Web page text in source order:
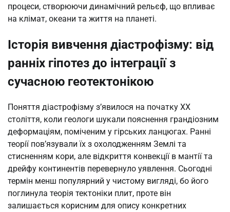
процеси, створюючи динамічний рельєф, що впливає
на клімат, океани та життя на планеті.
Історія вивчення діастрофізму: від
ранніх гіпотез до інтеграції з
сучасною геотектонікою
Поняття діастрофізму з’явилося на початку XX
століття, коли геологи шукали пояснення грандіозним
деформаціям, поміченим у гірських ланцюгах. Ранні
теорії пов’язували їх з охолодженням Землі та
стисненням кори, але відкриття конвекції в мантії та
дрейфу континентів перевернуло уявлення. Сьогодні
термін менш популярний у чистому вигляді, бо його
поглинула теорія тектоніки плит, проте він
залишається корисним для опису конкретних